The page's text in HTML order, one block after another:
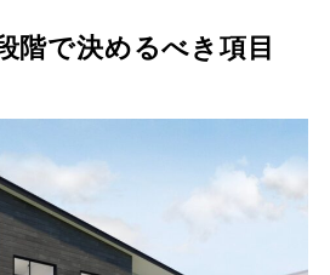
階で決めるべき項目